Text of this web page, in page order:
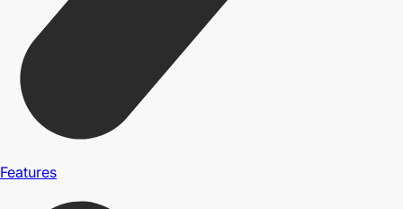
Features